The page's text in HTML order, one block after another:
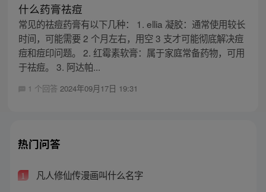
什么药膏祛痘
常见的祛痘药膏有以下几种： 1. ellia 凝胶：通常使用较长
时间，可能需要 2 个月左右，用空 3 支才可能彻底解决痘
痘和痘印问题。 2. 红霉素软膏：属于家庭常备药物，可用
于祛痘。 3. 阿达帕...
1 个回答 2024年09月17日 19:31
热门问答
1 凡人修仙传漫画叫什么名字